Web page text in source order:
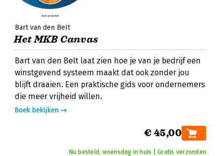
Bart van den Belt
Het MKB Canvas
Bart van den Belt laat zien hoe je van je bedrijf een
winstgevend systeem maakt dat ook zonder jou
blijft draaien. Een praktische gids voor ondernemers
die meer vrijheid willen.
Boek bekijken
€ 45,00
Nu besteld, woensdag in huis | Gratis verzonden